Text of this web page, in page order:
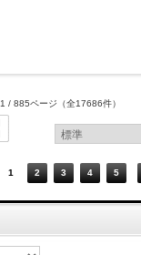
1 / 885ページ （全17686件）
1 2 3 4 5